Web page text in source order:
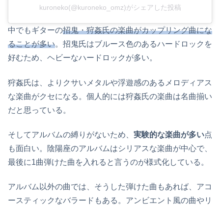
kuroneko(@kuroneko_omz)がシェアした投稿
中でもギターの招鬼・狩姦氏の楽曲がカップリング曲にな
ることが多い。招鬼氏はブルース色のあるハードロックを
好むため、ヘビーなハードロックが多い。
狩姦氏は、よりクサいメタルや浮遊感のあるメロディアス
な楽曲がクセになる。個人的には狩姦氏の楽曲は名曲揃い
だと思っている。
そしてアルバムの縛りがないため、 実験的な楽曲が多い点
も面白い。陰陽座のアルバムはシリアスな楽曲が中心で、
最後に1曲弾けた曲を入れると言うのが様式化している。
アルバム以外の曲では、そうした弾けた曲もあれば、アコ
ースティックなバラードもある。アンビエント風の曲やリ